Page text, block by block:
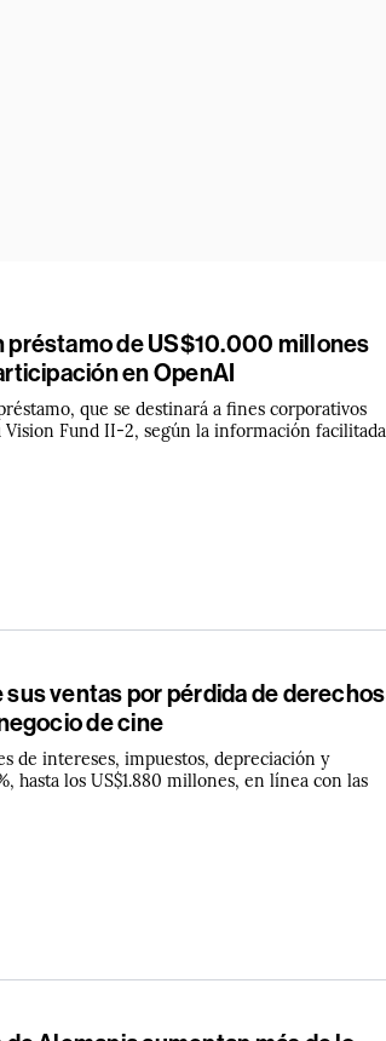
préstamo de US$10.000 millones
en OpenAI
que se destinará a fines corporativos
Vision Fund II-2, según la información
ventas por pérdida de derechos
de cine
de intereses, impuestos, depreciación y
hasta los US$1.880 millones, en línea con las